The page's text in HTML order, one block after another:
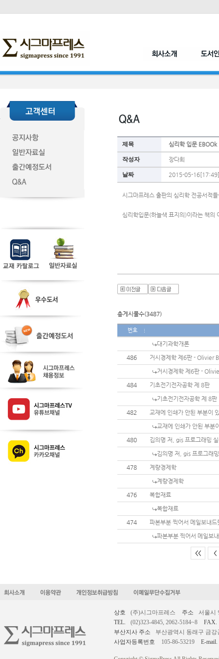
제목 심리학 입문 EBOOk
작성자 장다희
날짜 2015-05-16[17:49]
시그마프레스 출판의 심리학 전공서적
심리학입문(하늘색 표지의)이라는 책의
총게시물수(3487)
번호
대기과학개론
486
거시경제학 제6판 - Olivier
거시경제학 제6판 -
484
기초전기전자공학 제 8판
기초전기전자공학 제 8판
482
교재에 인쇄가 안된 부분이
교재에 인쇄가 안된 부분
480
김의명 저, gis 프로그래밍
김의명 저, gis 프로그래
478
계량경제학
계량경제학
476
복합재료
복합재료
474
파본부분 찍어서 메일보내드
파본부분 찍어서 메일보
<< <
상호 (주)시그마프레스 주소
서울시
TEL.
(02)323-4845, 2062-5184~8
FAX.
부산지사 주소
부산광역시 동래구 금강
사업자등록번호
105-86-53219 E-mail.